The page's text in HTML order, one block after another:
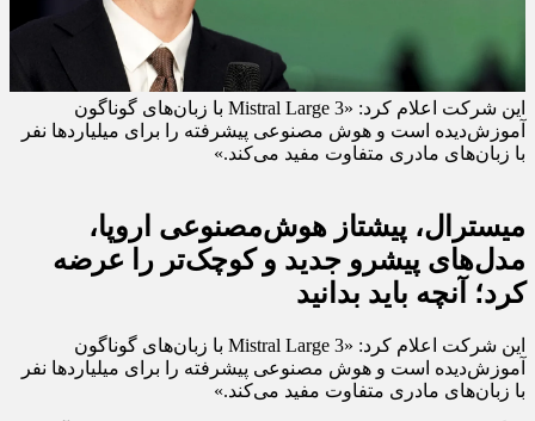
این شرکت اعلام کرد: «Mistral Large 3 با زبان‌های گوناگون
آموزش‌دیده است و هوش مصنوعی پیشرفته را برای میلیاردها نفر
با زبان‌های مادری متفاوت مفید می‌کند.»
میسترال، پیشتاز هوش‌مصنوعی اروپا،
مدل‌های پیشرو جدید و کوچک‌تر را عرضه
کرد؛ آنچه باید بدانید
این شرکت اعلام کرد: «Mistral Large 3 با زبان‌های گوناگون
آموزش‌دیده است و هوش مصنوعی پیشرفته را برای میلیاردها نفر
با زبان‌های مادری متفاوت مفید می‌کند.»